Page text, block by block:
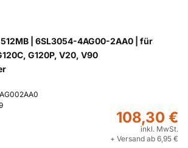
| 6SL3054-4AG00-2AA0 | für
G120P, V20, V90
108,30 €
inkl. MwSt.
+ Versand ab 6,95 €